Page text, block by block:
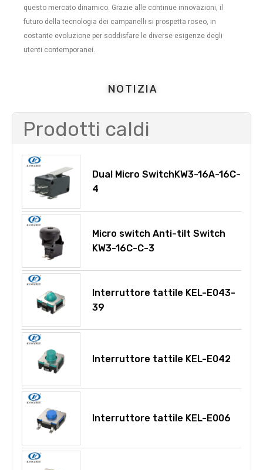
NOTIZIA
Prodotti caldi
Dual Micro SwitchKW3-16A-16C-
4
Micro switch Anti-tilt Switch
KW3-16C-C-3
Interruttore tattile KEL-E043-
39
Interruttore tattile KEL-E042
Interruttore tattile KEL-E006
questo mercato dinamico. Grazie alle continue innovazioni, il
futuro della tecnologia dei campanelli si prospetta roseo, in
costante evoluzione per soddisfare le diverse esigenze degli
utenti contemporanei.